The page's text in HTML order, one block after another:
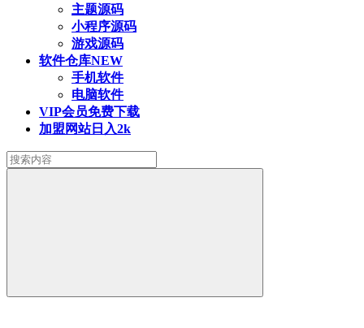
主题源码
小程序源码
游戏源码
软件仓库NEW
手机软件
电脑软件
VIP会员免费下载
加盟网站日入2k